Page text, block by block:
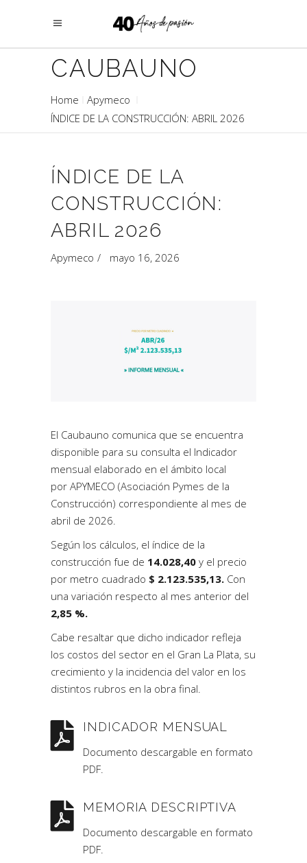
CAUBAUNO
Home
Apymeco
ÍNDICE DE LA CONSTRUCCIÓN: ABRIL 2026
ÍNDICE DE LA
CONSTRUCCIÓN:
ABRIL 2026
Apymeco mayo 16, 2026
El Caubauno comunica que se encuentra
disponible para su consulta el Indicador
mensual elaborado en el ámbito local
por APYMECO (Asociación Pymes de la
Construcción) correspondiente al mes de
abril de 2026.
Según los cálculos, el índice de la
construcción fue de 14.028,40 y el precio
por metro cuadrado $ 2.123.535,13. Con
una variación respecto al mes anterior del
2,85 %.
Cabe resaltar que dicho indicador refleja
los costos del sector en el Gran La Plata, su
crecimiento y la incidencia del valor en los
distintos rubros en la obra final.
INDICADOR MENSUAL
Documento descargable en formato
PDF.
MEMORIA DESCRIPTIVA
Documento descargable en formato
PDF.